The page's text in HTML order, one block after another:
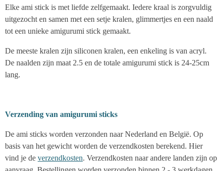
Elke ami stick is met liefde zelfgemaakt. Iedere kraal is zorgvuldig
uitgezocht en samen met een setje kralen, glimmertjes en een naald
tot een unieke amigurumi stick gemaakt.
De meeste kralen zijn siliconen kralen, een enkeling is van acryl.
De naalden zijn maat 2.5 en de totale amigurumi stick is 24-25cm
lang.
Verzending van amigurumi sticks
De ami sticks worden verzonden naar Nederland en België. Op
basis van het gewicht worden de verzendkosten berekend. Hier
vind je de verzendkosten. Verzendkosten naar andere landen zijn op